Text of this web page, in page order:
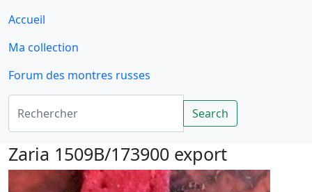
Accueil
Ma collection
Forum des montres russes
Rechercher
Search
Zaria 1509B/173900 export